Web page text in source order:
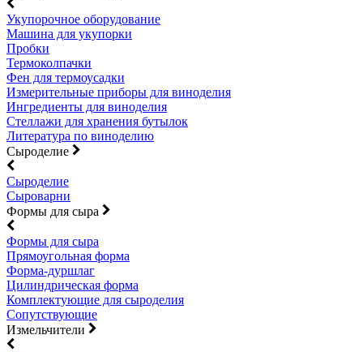
Укупорочное оборудование
Машина для укупорки
Пробки
Термоколпачки
Фен для термоусадки
Измерительные приборы для виноделия
Ингредиенты для виноделия
Стеллажи для хранения бутылок
Литература по виноделию
Сыроделие
Сыроделие
Сыроварни
Формы для сыра
Формы для сыра
Прямоугольная форма
Форма-дуршлаг
Цилиндрическая форма
Комплектующие для сыроделия
Сопутствующие
Измельчители